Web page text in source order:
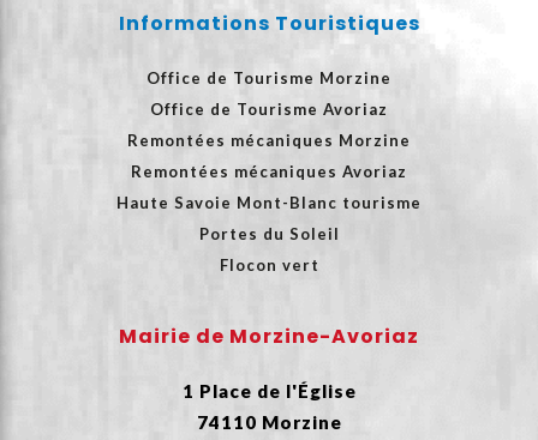
Informations Touristiques
Office de Tourisme Morzine
Office de Tourisme Avoriaz
Remontées mécaniques Morzine
Remontées mécaniques Avoriaz
Haute Savoie Mont-Blanc tourisme
Portes du Soleil
Flocon vert
Mairie de Morzine-Avoriaz
1 Place de l'Église
74110 Morzine